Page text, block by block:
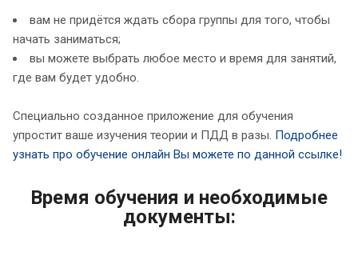
вам не придётся ждать сбора группы для того, чтобы
начать заниматься;
вы можете выбрать любое место и время для занятий,
где вам будет удобно.
Специально созданное приложение для обучения
упростит ваше изучения теории и ПДД в разы. Подробнее
узнать про обучение онлайн Вы можете по данной ссылке!
Время обучения и необходимые
документы: